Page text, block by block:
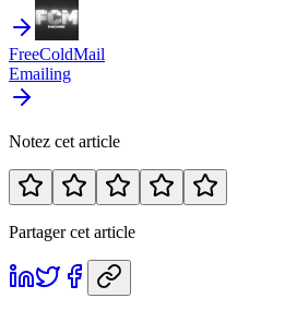
FreeColdMail
Emailing
Notez cet article
Partager cet article